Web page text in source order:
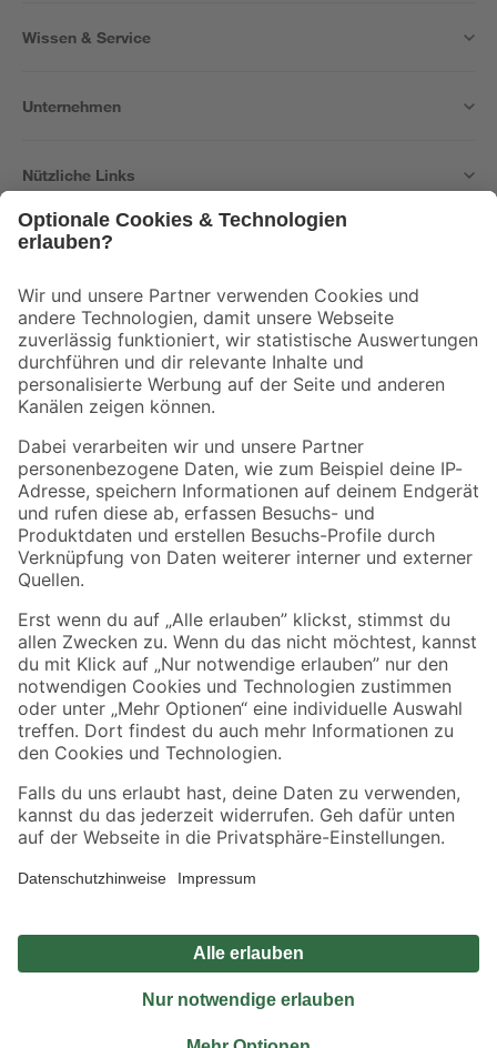
Wissen & Service
Unternehmen
Nützliche Links
Der toom Newsletter: Keine Angebote und Aktionen mehr verpassen!
Zur Newsletter Anmeldung
Folge uns
Zahlungsarten Versandarten
Sicher einkaufen
Jetzt die toom-App herunterladen
Alle Preisangaben in EUR inkl. gesetzl. MwSt.. Die dargestellten Angebote sind unter
Umständen nicht in allen Märkten verfügbar. Die angegebenen Verfügbarkeiten beziehen
Produkte nur solange der Vorrat reicht.
*Paketversand ab 59 € versandkostenfrei, gilt nicht für Artikel mit Speditionsversand, hier
Privatsphäre Impressum
Nutzungsbedingungen
Widerrufsrecht
Vertrag widerrufen